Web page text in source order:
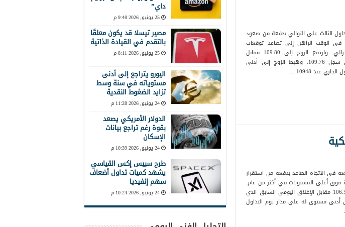
الثالث على التوالي بدفعة من صعود
في الوقت الراهن إلى تصاعد توقعات
خفض مشتريات الأصول للفيدرالي. وارتفع الزوج إلى 109.80 مقابل
الإغلاق اليومي الماضي الذي سجل 109.76. وهبط الزوج إلى أدنى
عند 10948 …
في الاتجاه الصاعد بدفعة من استقرار
فوق أعلى المستويات في أكثر من عام.
وارتفع زوج الدولار/ ين إلى 106.50 مقابل الإغلاق اليومي السابق الذي
إلى أدنى مستوى له على مدار يوم التداول
داي”
25 يونيو, 2026 9:48 م
مصير تيسلا قد يكون معلقًا
بالتقدم في القيادة الذاتية
25 يونيو, 2026 8:11 م
اليورو يتراجع إلى أدنى
مستوياته في سنة وسط
تزايد الضغوط النقدية
24 يونيو, 2026 11:28 م
الدولار الأمريكي يصعد
بقوة رغم تراجع بيانات
الإسكان
24 يونيو, 2026 10:39 م
طرح سبيس إكس القياسي
يشهد كميات تداول أضعاف
سهم إنفيديا
24 يونيو, 2026 10:24 م